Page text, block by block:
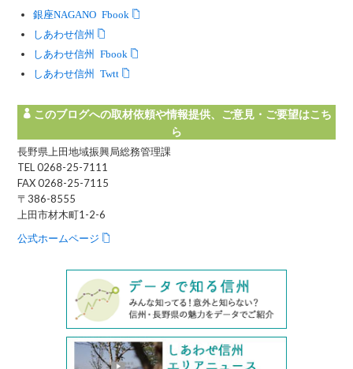
銀座NAGANO Facebook
しあわせ信州
しあわせ信州 Facebook
しあわせ信州 Twitter
このブログへの取材依頼や情報提供、ご意見・ご要望はこち
ら
長野県上田地域振興局総務管理課
TEL 0268-25-7111
FAX 0268-25-7115
〒386-8555
上田市材木町1-2-6
公式ホームページ